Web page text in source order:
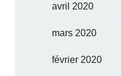
avril 2020
mars 2020
février 2020